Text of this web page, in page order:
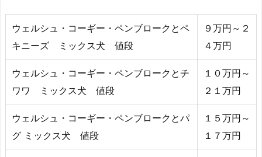
ウェルシュ・コーギー・ペンブロークとペ
キニーズ ミックス犬 値段
９万円～２
４万円
ウェルシュ・コーギー・ペンブロークとチ
ワワ ミックス犬 値段
１０万円～
２１万円
ウェルシュ・コーギー・ペンブロークとパ
グ ミックス犬 値段
１５万円～
１７万円